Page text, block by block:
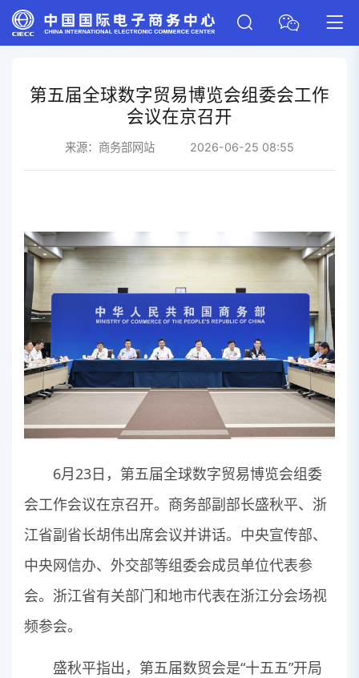
第五届全球数字贸易博览会组委会工作
会议在京召开
来源： 商务部网站 2026-06-25 08:55
6月23日，第五届全球数字贸易博览会组委
会工作会议在京召开。商务部副部长盛秋平、浙
江省副省长胡伟出席会议并讲话。中央宣传部、
中央网信办、外交部等组委会成员单位代表参
会。浙江省有关部门和地市代表在浙江分会场视
频参会。
盛秋平指出，第五届数贸会是“十五五”开局